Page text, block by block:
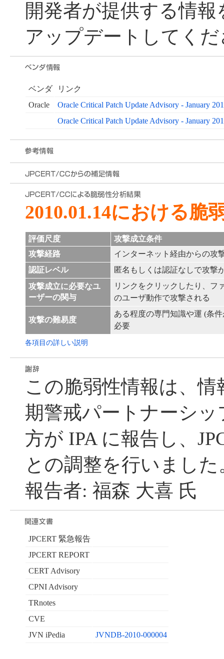
開発者が提供する情
アップデートしてく
ベンダ
リンク
Oracle
Oracle Critical Patch Update Advisory - January
Oracle Critical Patch Update Advisory - January
2010.01.14における脆
評価尺度
攻撃成立条件
攻撃経路
インターネット経由からの攻
認証レベル
匿名もしくは認証なしで攻撃
攻撃成立に必要なユ
ーザーの関与
リンクをクリックしたり、フ
のユーザ動作で攻撃される
攻撃の難易度
ある程度の専門知識や運 (条
必要
各項目の詳しい説明
この脆弱性情報は、
期警戒パートナーシ
方が IPA に報告し、
との調整を行いました
報告者: 福森 大喜 氏
JPCERT 緊急報告
JPCERT REPORT
CERT Advisory
CPNI Advisory
TRnotes
CVE
JVN iPedia
JVNDB-2010-000004